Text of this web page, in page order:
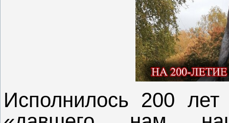
Исполнилось 200